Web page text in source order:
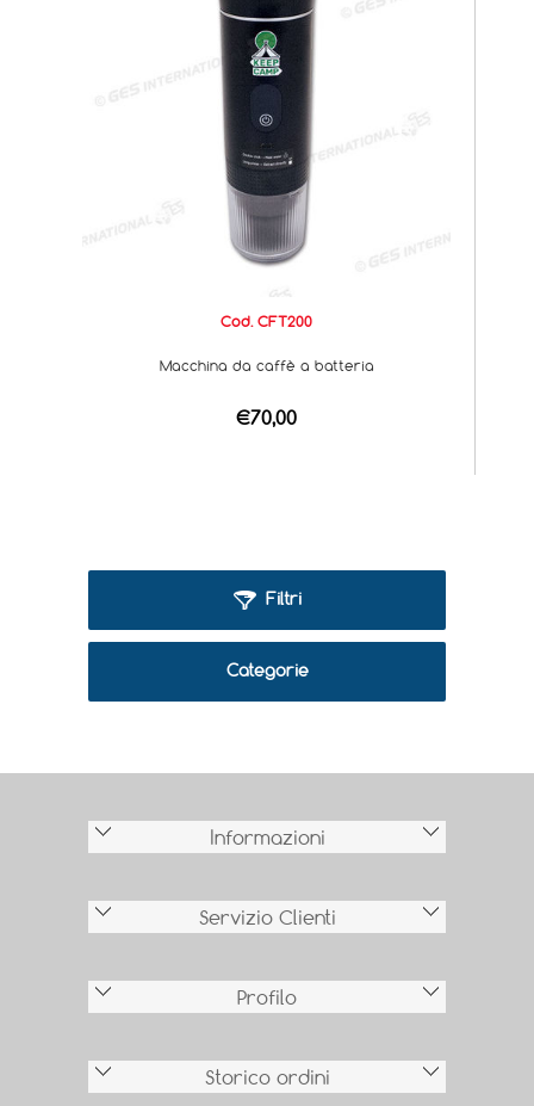
Cod. CFT200
Macchina da caffè a batteria
€70,00
Filtri
Categorie
Informazioni
Servizio Clienti
Profilo
Storico ordini